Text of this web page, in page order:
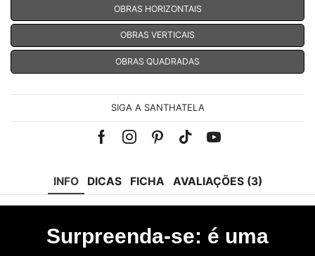
OBRAS HORIZONTAIS
OBRAS VERTICAIS
OBRAS QUADRADAS
SIGA A SANTHATELA
Facebook
Instagram
Pinterest
Tik-Youtube
INFO DICAS FICHA AVALIAÇÕES (3)
Surpreenda-se: é uma